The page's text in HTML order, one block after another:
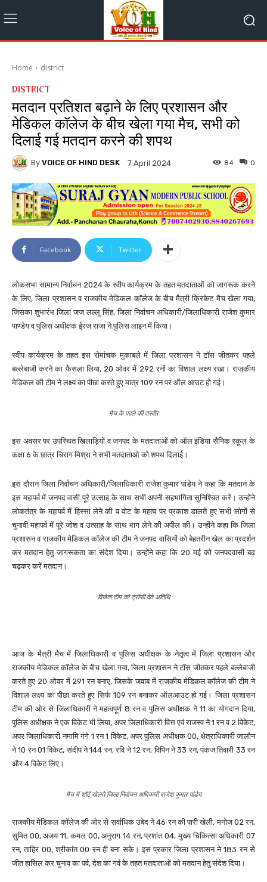
Home district
DISTRICT
मतदान प्रतिशत बढ़ाने के लिए प्रशासन और
मेडिकल कॉलेज के बीच खेला गया मैच, सभी को
दिलाई गई मतदान करने की शपथ
By VOICE OF HIND DESK 7 April 2024 0
84
Facebook Twitter
लोकसभा सामान्य निर्वाचन 2024 के स्वीप कार्यक्रम के तहत मतदाताओं को जागरूक करने
के लिए, जिला प्रशासन व राजकीय मेडिकल कॉलेज के बीच मैत्री क्रिकेट मैच खेला गया,
जिसका शुभारंभ जिला जज लल्लू सिंह, जिला निर्वाचन अधिकारी/जिलाधिकारी राजेश कुमार
पाण्डेय व पुलिस अधीक्षक ईरज राजा ने पुलिस लाइन में किया।
स्वीप कार्यक्रम के तहत इस रोमांचक मुकाबले में जिला प्रशासन ने टॉस जीतकर पहले
बल्लेबाजी करने का फैसला लिया, 20 ओवर में 292 रनों का विशाल लक्ष्य रखा। राजकीय
मेडिकल की टीम ने लक्ष्य का पीछा करते हुए मात्र 109 रन पर ऑल आउट हो गई।
मैच के पहले की तस्वीर
इस अवसर पर उपस्थित खिलाड़ियों व जनपद के मतदाताओं को ऑल इंडिया सैनिक स्कूल के
कक्षा 6 के छात्र चिराग मिश्रा ने सभी मतदाताओ को शपथ दिलाई।
इस दौरान जिला निर्वाचन अधिकारी/जिलाधिकारी राजेश कुमार पांडेय ने कहा कि मतदान के
इस महापर्व में जनपद वासी पूरे उत्साह के साथ सभी अपनी सहभागिता सुनिश्चित करें। उन्होंने
लोकतंत्र के महापर्व में हिस्सा लेने की व वोट के महत्व पर प्रकाश डालते हुए सभी लोगों से
चुनावी महापर्व में पूरे जोश व उत्साह के साथ भाग लेने की अपील की। उन्होंने कहा कि जिला
प्रशासन व राजकीय मेडिकल कॉलेज की टीम ने जनपद वासियों को बेहतरीन खेल का प्रदर्शन
कर मतदान हेतु जागरूकता का संदेश दिया। उन्होंने कहा कि 20 मई को जनपदवासी बढ़
चढ़कर करें मतदान।
विजेता टीम को ट्रॉफी देते अतिथि
आज के मैत्री मैच में जिलाधिकारी व पुलिस अधीक्षक के नेतृत्व में जिला प्रशासन और
राजकीय मेडिकल कॉलेज के बीच खेला गया, जिला प्रशासन ने टॉस जीतकर पहले बल्लेबाजी
करते हुए 20 ओवर में 291 रन बनाए, जिसके जवाब में राजकीय मेडिकल कॉलेज की टीम ने
विशाल लक्ष्य का पीछा करते हुए सिर्फ 109 रन बनाकर ऑलआउट हो गई। जिला प्रशासन
टीम की ओर से जिलाधिकारी ने महत्वपूर्ण 8 रन व पुलिस अधीक्षक ने 11 का योगदान दिया,
पुलिस अधीक्षक ने एक विकेट भी लिया, अपर जिलाधिकारी वित्त एवं राजस्व ने 1 रन व 2 विकेट,
अपर जिलाधिकारी नमामि गंगे 1 रन 1 विकेट, अपर पुलिस अधीक्षक 00, क्षेत्राधिकारी जालौन
ने 10 रन 01 विकेट, संदीप ने 144 रन, रवि ने 12 रन, विपिन ने 33 रन, पंकज तिवारी 33 रन
और 4 विकेट लिए।
मैच में शॉर्ट खेलते जिला निर्वाचन अधिकारी राजेश कुमार पांडेय
राजकीय मेडिकल कॉलेज की ओर से सर्वाधिक उबेद ने 46 रन की पारी खेली, मनोज 02 रन,
सुमित 00, अजय 11, कमल 00, अनुराग 14 रन, प्रशांत 04, मुख्य चिकित्सा अधिकारी 07
रन, ताहिर 00, श्रीकांत 00 रन ही बना सके। इस प्रकार जिला प्रशासन ने 183 रन से
जीत हासिल कर चुनाव का पर्व, देश का गर्व के तहत मतदाताओं को मतदान हेतु संदेश दिया।